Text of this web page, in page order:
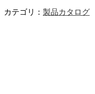
カテゴリ： 製品カタログ